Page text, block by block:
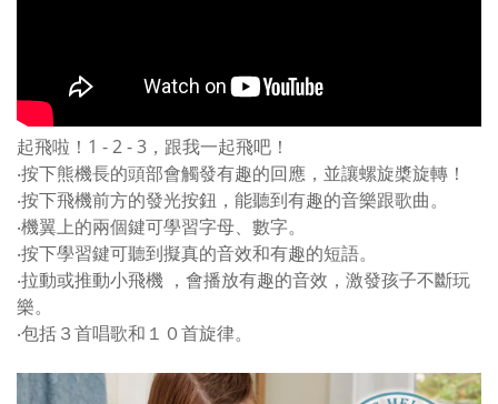
起飛啦！1 - 2 - 3，跟我一起飛吧！
‧按下熊機長的頭部會觸發有趣的回應，並讓螺旋槳旋轉！
‧按下飛機前方的發光按鈕，能聽到有趣的音樂跟歌曲。
‧機翼上的兩個鍵可學習字母、數字。
‧按下學習鍵可聽到擬真的音效和有趣的短語。
‧拉動或推動小飛機 ，會播放有趣的音效，激發孩子不斷玩
樂。
‧包括３首唱歌和１０首旋律。